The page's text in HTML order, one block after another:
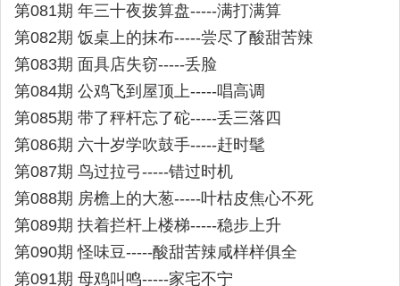
第081期 年三十夜拨算盘-----满打满算
第082期 饭桌上的抹布-----尝尽了酸甜苦辣
第083期 面具店失窃-----丢脸
第084期 公鸡飞到屋顶上-----唱高调
第085期 带了秤杆忘了砣-----丢三落四
第086期 六十岁学吹鼓手-----赶时髦
第087期 鸟过拉弓-----错过时机
第088期 房檐上的大葱-----叶枯皮焦心不死
第089期 扶着拦杆上楼梯-----稳步上升
第090期 怪味豆-----酸甜苦辣咸样样俱全
第091期 母鸡叫鸣-----家宅不宁